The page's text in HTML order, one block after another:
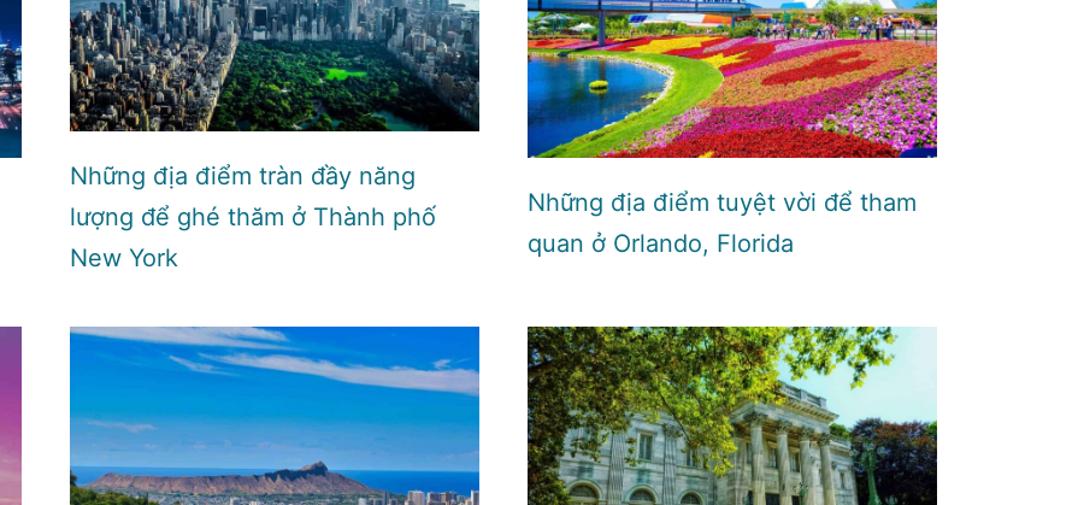
Những địa điểm tràn đầy năng
lượng để ghé thăm ở Thành phố
New York
Những địa điểm tuyệt vời để tham
quan ở Orlando, Florida